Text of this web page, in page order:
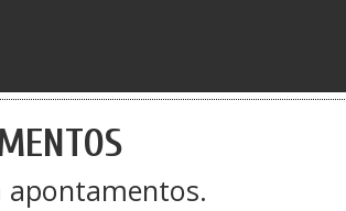
apontamentos.